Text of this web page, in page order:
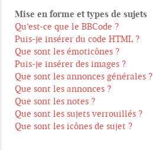
Mise en forme et types de sujets
Qu’est-ce que le BBCode ?
Puis-je insérer du code HTML ?
Que sont les émoticônes ?
Puis-je insérer des images ?
Que sont les annonces générales ?
Que sont les annonces ?
Que sont les notes ?
Que sont les sujets verrouillés ?
Que sont les icônes de sujet ?